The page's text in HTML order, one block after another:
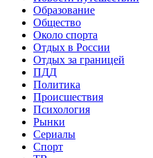
Образование
Общество
Около спорта
Отдых в России
Отдых за границей
ПДД
Политика
Происшествия
Психология
Рынки
Сериалы
Спорт